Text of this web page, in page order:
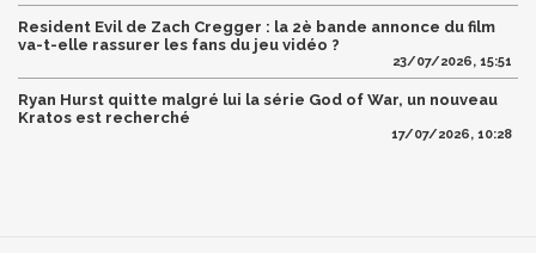
Resident Evil de Zach Cregger : la 2è bande annonce du film
va-t-elle rassurer les fans du jeu vidéo ?
23/07/2026, 15:51
Ryan Hurst quitte malgré lui la série God of War, un nouveau
Kratos est recherché
17/07/2026, 10:28